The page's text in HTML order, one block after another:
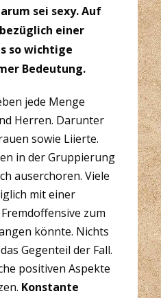
sei sexy. Auf
einer
so wichtige
Bedeutung.
jede Menge
Herren. Darunter
sowie Liierte.
in der Gruppierung
auserchoren. Viele
mit einer
zum
könnte. Nichts
Gegenteil der Fall.
positiven Aspekte
Konstante